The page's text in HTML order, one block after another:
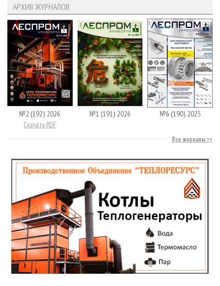
АРХИВ ЖУРНАЛОВ
№2 (192) 2026
Скачать PDF
№1 (191) 2026 №6 (190) 2025
Все журналы